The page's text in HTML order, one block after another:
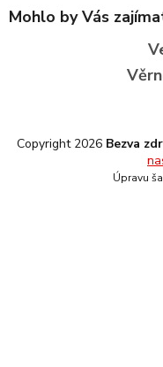
Mohlo by Vás
Copyright 2026 Bezva
Úpravu